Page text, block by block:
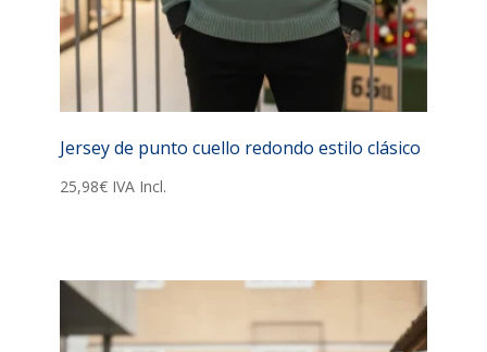
Jersey de punto cuello redondo estilo clásico
25,98€ IVA Incl.